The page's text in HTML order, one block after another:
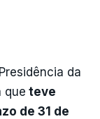
da
que teve
de 31 de